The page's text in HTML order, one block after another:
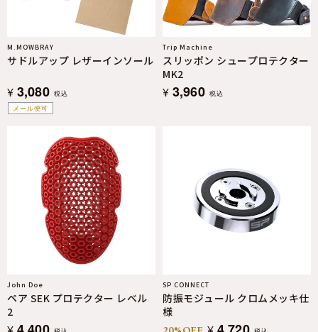
メール便可
M.MOWBRAY
サドルアップ レザーインソール
¥ 3,080 税込
Trip Machine
スリッポン シュープロテクター
MK2
¥ 3,960 税込
John Doe
ペア SEK プロテクター レベル
2
SP CONNECT
防振モジュール クロムメッキ仕
様